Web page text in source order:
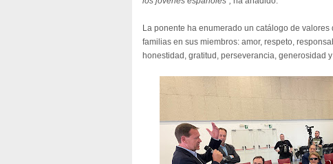
La ponente ha enumerado un catálogo de
familias en sus miembros: amor, respeto,
honestidad, gratitud, perseverancia, generosidad